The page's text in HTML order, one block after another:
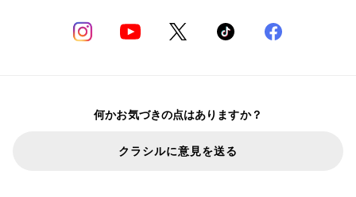
何かお気づきの点はありますか？
クラシルに意見を送る